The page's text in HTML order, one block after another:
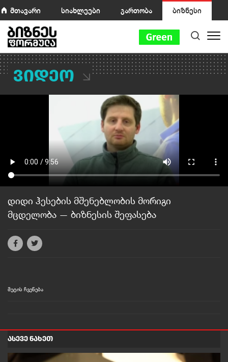
მთავარი სიახლეები გართობა ბიზნესი
ვიდეო
დიდი ჰესების მშენებლობის მორიგი
მცდელობა — ბიზნესის შეფასება
მეტის ჩვენება
ᲐᲡᲔᲕᲔ ᲜᲐᲮᲔᲗ